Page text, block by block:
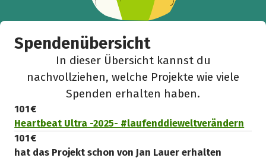
Spendenübersicht
In dieser Übersicht kannst du
nachvollziehen, welche Projekte wie viele
Spenden erhalten haben.
101 €
Heartbeat Ultra -2025- #laufenddieweltverändern
101 €
hat das Projekt schon von Jan Lauer erhalten